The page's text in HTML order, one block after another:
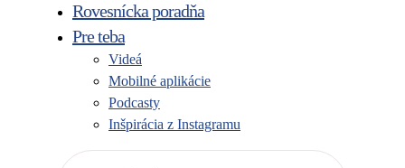
Rovesnícka poradňa
Pre teba
Videá
Mobilné aplikácie
Podcasty
Inšpirácia z Instagramu